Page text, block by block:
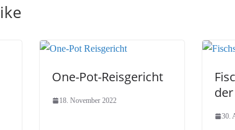
One-Pot-Reisgericht
18. November 2022
30.